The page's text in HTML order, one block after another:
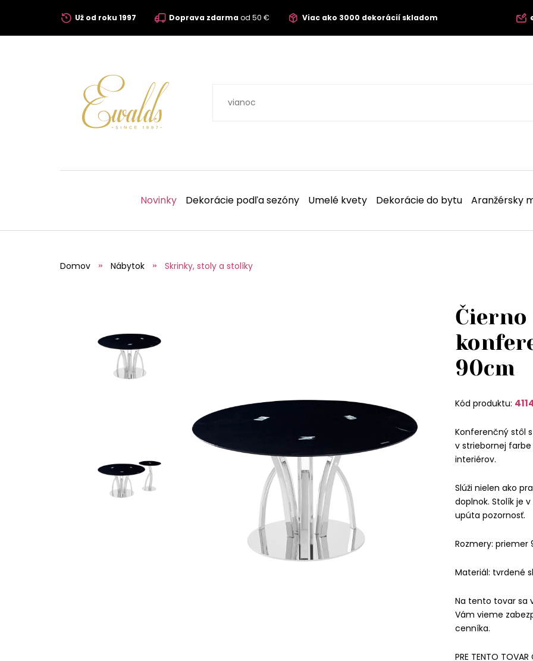
Už od roku 1997 Doprava zdarmaod 50 € Viac ako 3000 dekorácií skladom
Novinky Dekorácie podľa sezóny Umelé kvety Dekorácie do bytu Aranžérsky
Domov Nábytok Skrinky, stoly a stolíky
90cm
Kód produktu:
Konferenčný stôl
v striebornej
interiérov.
Slúži nielen ako
doplnok. Stolík je
upúta pozornosť.
Rozmery: priemer
Materiál: tvrdené
Na tento tovar sa
Vám vieme
cenníka.
PRE TENTO TOVAR